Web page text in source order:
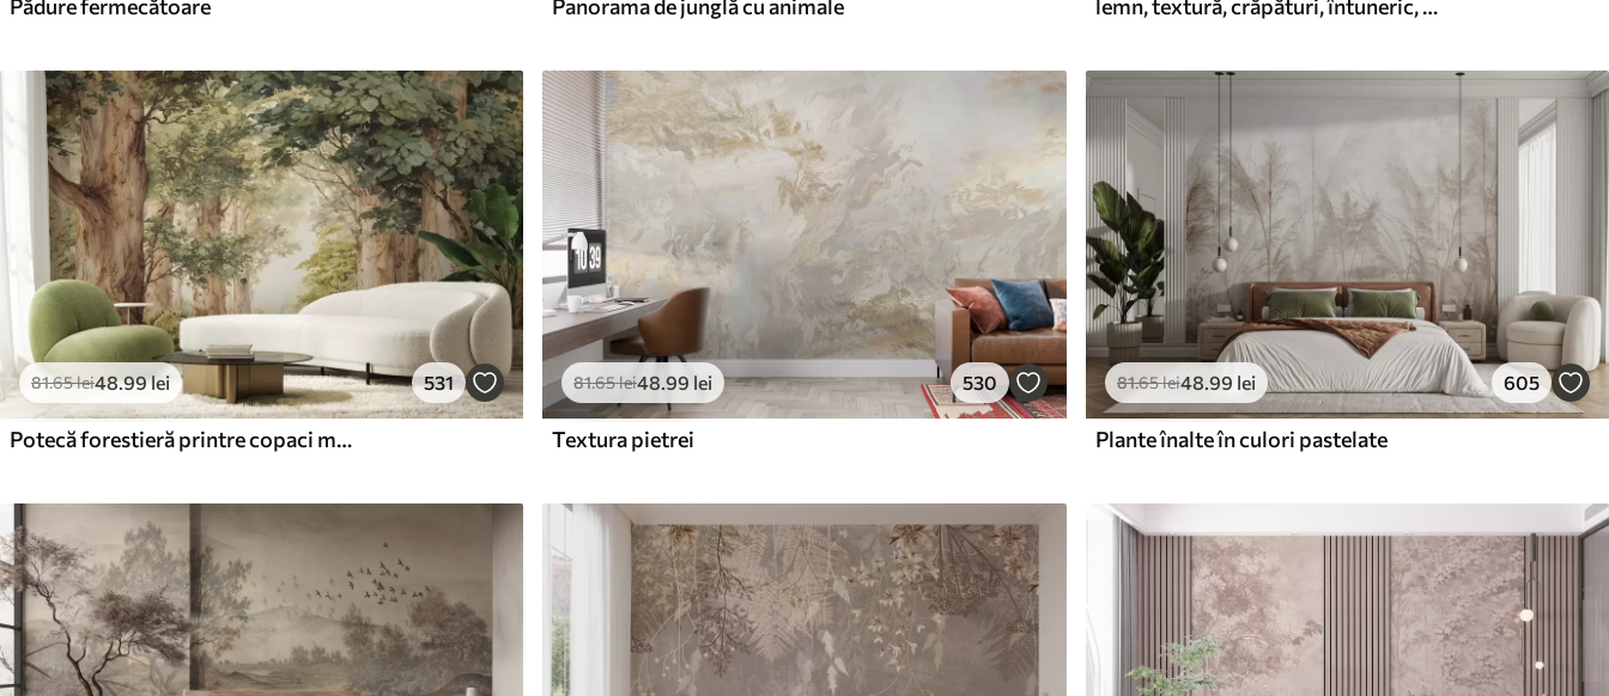
Pădure fermecătoare Panorama de junglă cu animale lemn, textură, crăpături, întuneric, scoarță, suprafață
81.65lei48.99lei 531
Potecă forestieră printre copaci maiestuoși, în stil acuarelă
81.65lei48.99 lei 530
Textura pietrei
81.65lei48.99 lei 605
Plante înalte în culori pastelate